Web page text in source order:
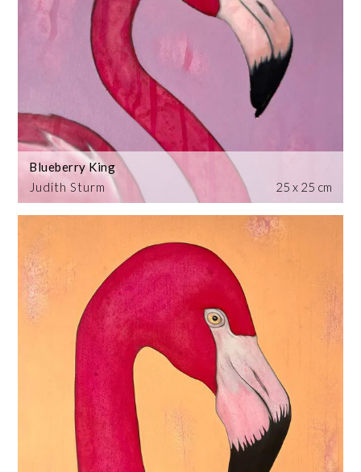
Judith Sturm
Blueberry King
25 x 25 cm